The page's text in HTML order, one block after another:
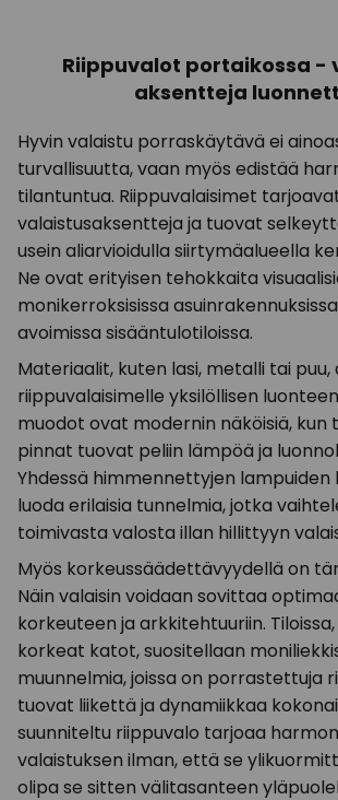
Riippuvalot portaikossa -
aksentteja
Hyvin valaistu porraskäytävä ei
turvallisuutta, vaan myös edistää
tilantuntua. Riippuvalaisimet
valaistusaksentteja ja tuovat
usein aliarvioidulla siirtymäalueella
Ne ovat erityisen tehokkaita
monikerroksisissa
avoimissa sisääntulotiloissa.
Materiaalit, kuten lasi, metalli tai
riippuvalaisimelle yksilöllisen
muodot ovat modernin näköisiä, kun
pinnat tuovat peliin lämpöä ja
Yhdessä himmennettyjen lampuiden
luoda erilaisia tunnelmia, jotka
toimivasta valosta illan hillittyyn
Myös korkeussäädettävyydellä on
Näin valaisin voidaan sovittaa
korkeuteen ja arkkitehtuuriin. Tiloissa,
korkeat katot, suositellaan
muunnelmia, joissa on porrastettuja
tuovat liikettä ja dynamiikkaa
suunniteltu riippuvalo tarjoaa
valaistuksen ilman, että se
olipa se sitten välitasanteen